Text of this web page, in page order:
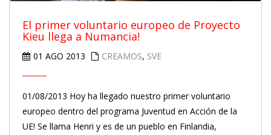
El primer voluntario europeo de Proyecto
Kieu llega a Numancia!
01 AGO 2013 CREAMOS, SVE
01/08/2013 Hoy ha llegado nuestro primer voluntario
europeo dentro del programa Juventud en Acción de la
UE! Se llama Henri y es de un pueblo en Finlandia,